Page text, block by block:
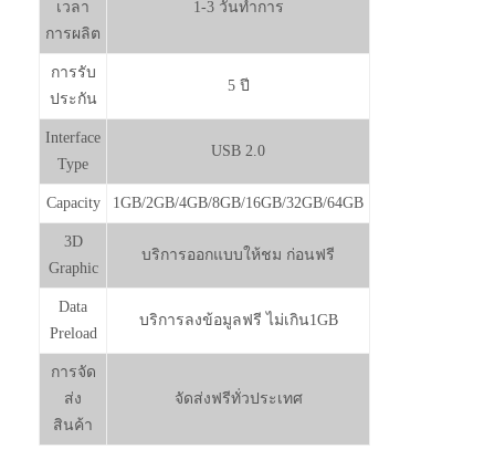
เวลา
การผลิต
1-3 วันทำการ
การรับ
ประกัน
5 ปี
Interface
Type
USB 2.0
Capacity 1GB/2GB/4GB/8GB/16GB/32GB/64GB
3D
Graphic
บริการออกแบบให้ชม ก่อนฟรี
Data
Preload
บริการลงข้อมูลฟรี ไม่เกิน1GB
การจัด
ส่ง
สินค้า
จัดส่งฟรีทั่วประเทศ